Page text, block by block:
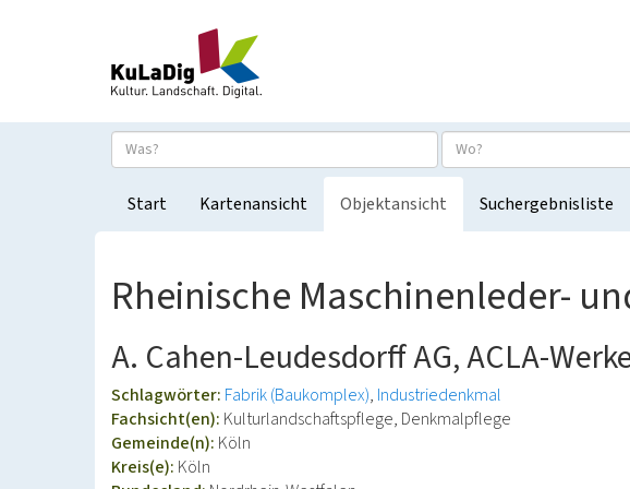
Start Kartenansicht Objektansicht Suchergebnisliste
Rheinische Maschinenleder-
A. Cahen-Leudesdorff AG, ACLA-
Schlagwörter: Fabrik (Baukomplex) Industriedenkmal
Fachsicht(en): Kulturlandschaftspflege, Denkmalpflege
Gemeinde(n): Köln
Kreis(e): Köln